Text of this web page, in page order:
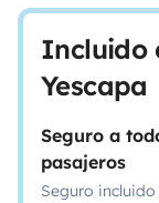
Incluido
Yescapa
Seguro a
pasajeros
Seguro